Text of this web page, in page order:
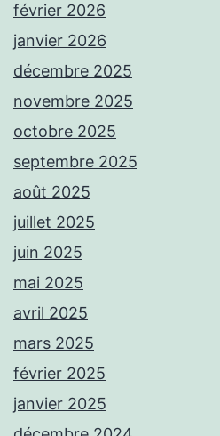
février 2026
janvier 2026
décembre 2025
novembre 2025
octobre 2025
septembre 2025
août 2025
juillet 2025
juin 2025
mai 2025
avril 2025
mars 2025
février 2025
janvier 2025